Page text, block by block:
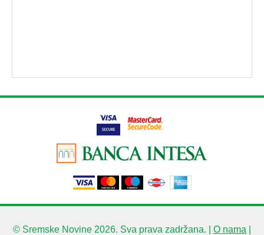
© Sremske Novine 2026. Sva prava zadržana. | O nama